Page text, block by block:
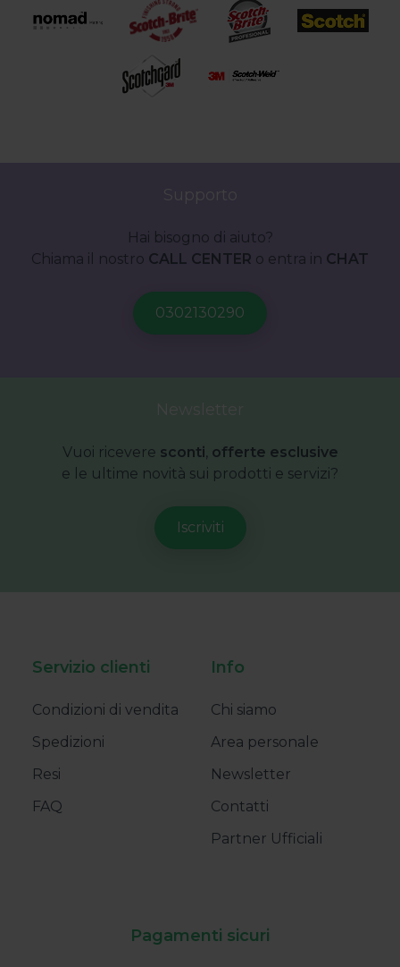
Supporto
Hai bisogno di aiuto?
Chiama il nostro CALL CENTER o entra in CHAT
Vuoi ricevere sconti offerte esclusive
e le ultime novità sui prodotti e servizi?
Servizio clienti
Condizioni di vendita
Spedizioni
Resi
FAQ
Info
Chi siamo
Area personale
Newsletter
Contatti
Partner Ufficiali
Pagamenti sicuri